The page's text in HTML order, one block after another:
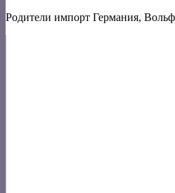
Родители импорт Германия,